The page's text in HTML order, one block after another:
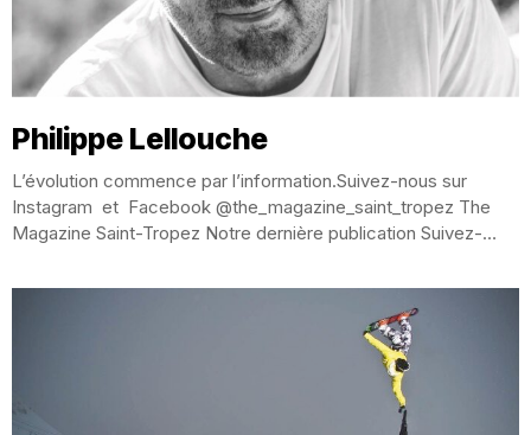
Philippe Lellouche
L’évolution commence par l’information.Suivez-nous sur
Instagram et Facebook @the_magazine_saint_tropez The
Magazine Saint-Tropez Notre dernière publication Suivez-
sud...